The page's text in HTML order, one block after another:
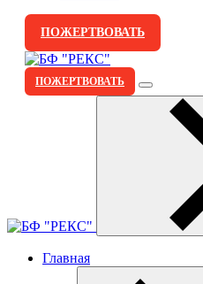
ПОЖЕРТВОВАТЬ
ПОЖЕРТВОВАТЬ
Главная